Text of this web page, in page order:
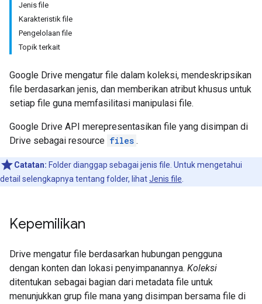
Jenis file
Karakteristik file
Pengelolaan file
Topik terkait
Google Drive mengatur file dalam koleksi, mendeskripsikan
file berdasarkan jenis, dan memberikan atribut khusus untuk
setiap file guna memfasilitasi manipulasi file.
Google Drive API merepresentasikan file yang disimpan di
Drive sebagai resource files .
Catatan: Folder dianggap sebagai jenis file. Untuk mengetahui
detail selengkapnya tentang folder, lihatJenis file
Kepemilikan
Drive mengatur file berdasarkan hubungan pengguna
dengan konten dan lokasi penyimpanannya. Koleksi
ditentukan sebagai bagian dari metadata file untuk
menunjukkan grup file mana yang disimpan bersama file di